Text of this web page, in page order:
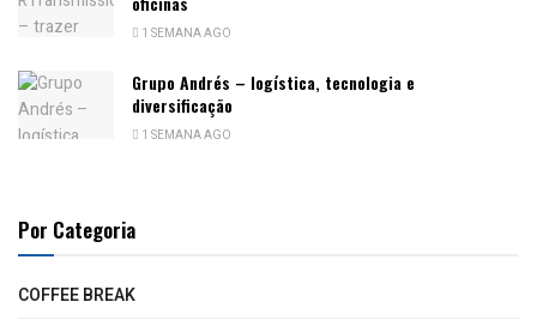
1 SEMANA AGO
Grupo Andrés – logística, tecnologia e
diversificação
1 SEMANA AGO
Por Categoria
COFFEE BREAK